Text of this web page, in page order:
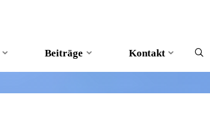
Beiträge Kontakt